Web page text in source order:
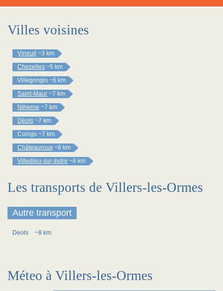
Villes voisines
Vineuil ~3 km
Chezelles ~5 km
Villegongis ~6 km
Saint-Maur ~7 km
Niherne ~7 km
Déols ~7 km
Coings ~7 km
Châteauroux ~8 km
Villedieu-sur-Indre ~8 km
Les transports de Villers-les-Ormes
Autre transport
Deols ~8 km
Méteo à Villers-les-Ormes